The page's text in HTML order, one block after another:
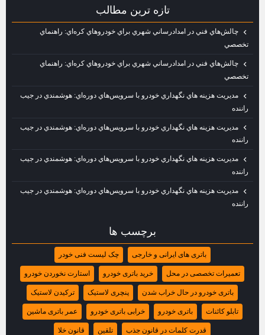
تازه ترين مطالب
چالش‌هاي فني در امدادرساني شهري براي خودروهاي كره‌اي: راهنماي
تخصصي
چالش‌هاي فني در امدادرساني شهري براي خودروهاي كره‌اي: راهنماي
تخصصي
مديريت هزينه‌ هاي نگهداري خودرو با سرويس‌هاي دوره‌اي: هوشمندي در جيب
راننده
مديريت هزينه‌ هاي نگهداري خودرو با سرويس‌هاي دوره‌اي: هوشمندي در جيب
راننده
مديريت هزينه‌ هاي نگهداري خودرو با سرويس‌هاي دوره‌اي: هوشمندي در جيب
راننده
مديريت هزينه‌ هاي نگهداري خودرو با سرويس‌هاي دوره‌اي: هوشمندي در جيب
راننده
برچسب ها
باتری‌ های ایرانی و خارجی چک‌ لیست فنی خودر
تعمیرات تخصصی در محل خرید باتری خودرو استارت نخوردن خودرو
باتری خودرو در حال خراب شدن پنچری لاستیک ترکیدن لاستیک
تابلو کائنات باتری خودرو خرابی باتری خودرو عمر باتری ماشین
قدرت کلمات در قانون جذب تلقین قانون خلا